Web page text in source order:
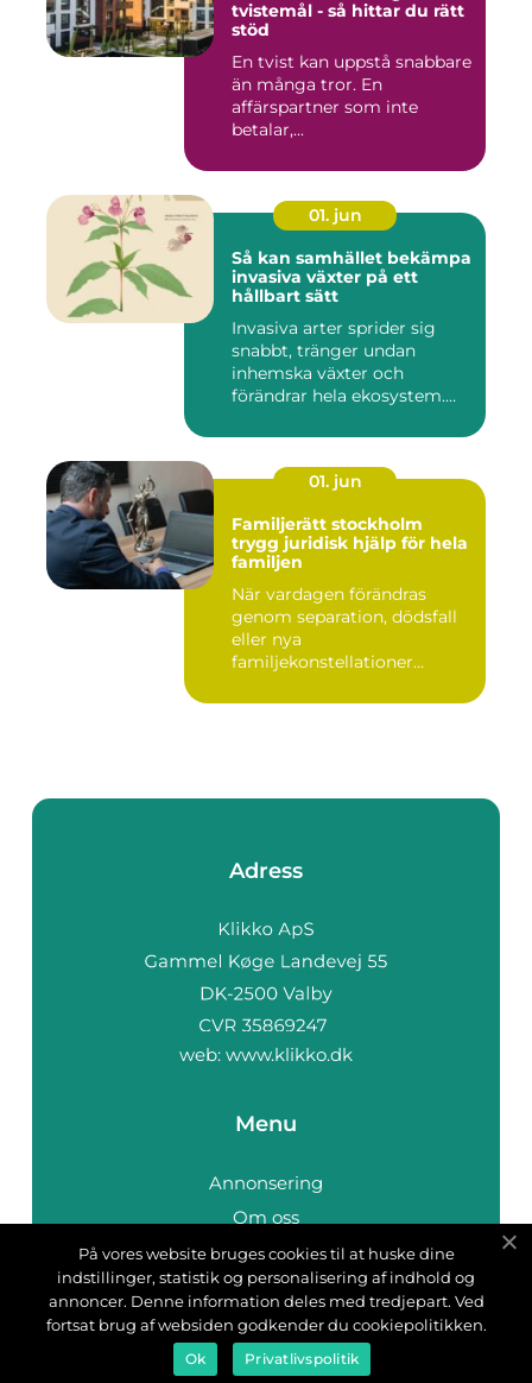
tvistemål - så hittar du rätt
stöd
En tvist kan uppstå snabbare
än många tror. En
affärspartner som inte
betalar,...
01. jun
Så kan samhället bekämpa
invasiva växter på ett
hållbart sätt
Invasiva arter sprider sig
snabbt, tränger undan
inhemska växter och
förändrar hela ekosystem.
01. jun
Familjerätt stockholm
trygg juridisk hjälp för hela
familjen
När vardagen förändras
genom separation, dödsfall
eller nya
familjekonstellationer
Adress
web: www.klikko.dk
Menu
Annonsering
Om oss
Cookies
Kontakta oss
Sitemap
På vores website bruges cookies til at huske dine
indstillinger, statistik og personalisering af indhold og
annoncer. Denne information deles med tredjepart. Ved
fortsat brug af websiden godkender du cookiepolitikken.
Ok Privatlivspolitik